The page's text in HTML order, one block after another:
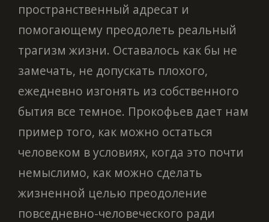
пространственный адресат и
помогающему преодолеть реальный
трагизм жизни. Оставалось как бы не
замечать, не допускать плохого,
ежедневно изгонять из собственного
бытия все темное. Прокофьев дает нам
пример того, как можно остаться
человеком в условиях, когда это почти
немыслимо, как можно сделать
жизненной целью преодоление
повседневно-человеческого ради